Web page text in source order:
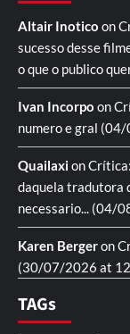
Altair Inotico on
sucesso desse
o que o publico
Ivan Incorpo on
numero e gral (04/
Quailaxion
daquela tradutora
necessario... (04/
Karen Bergeron
(30/07/2026 at
TAGs